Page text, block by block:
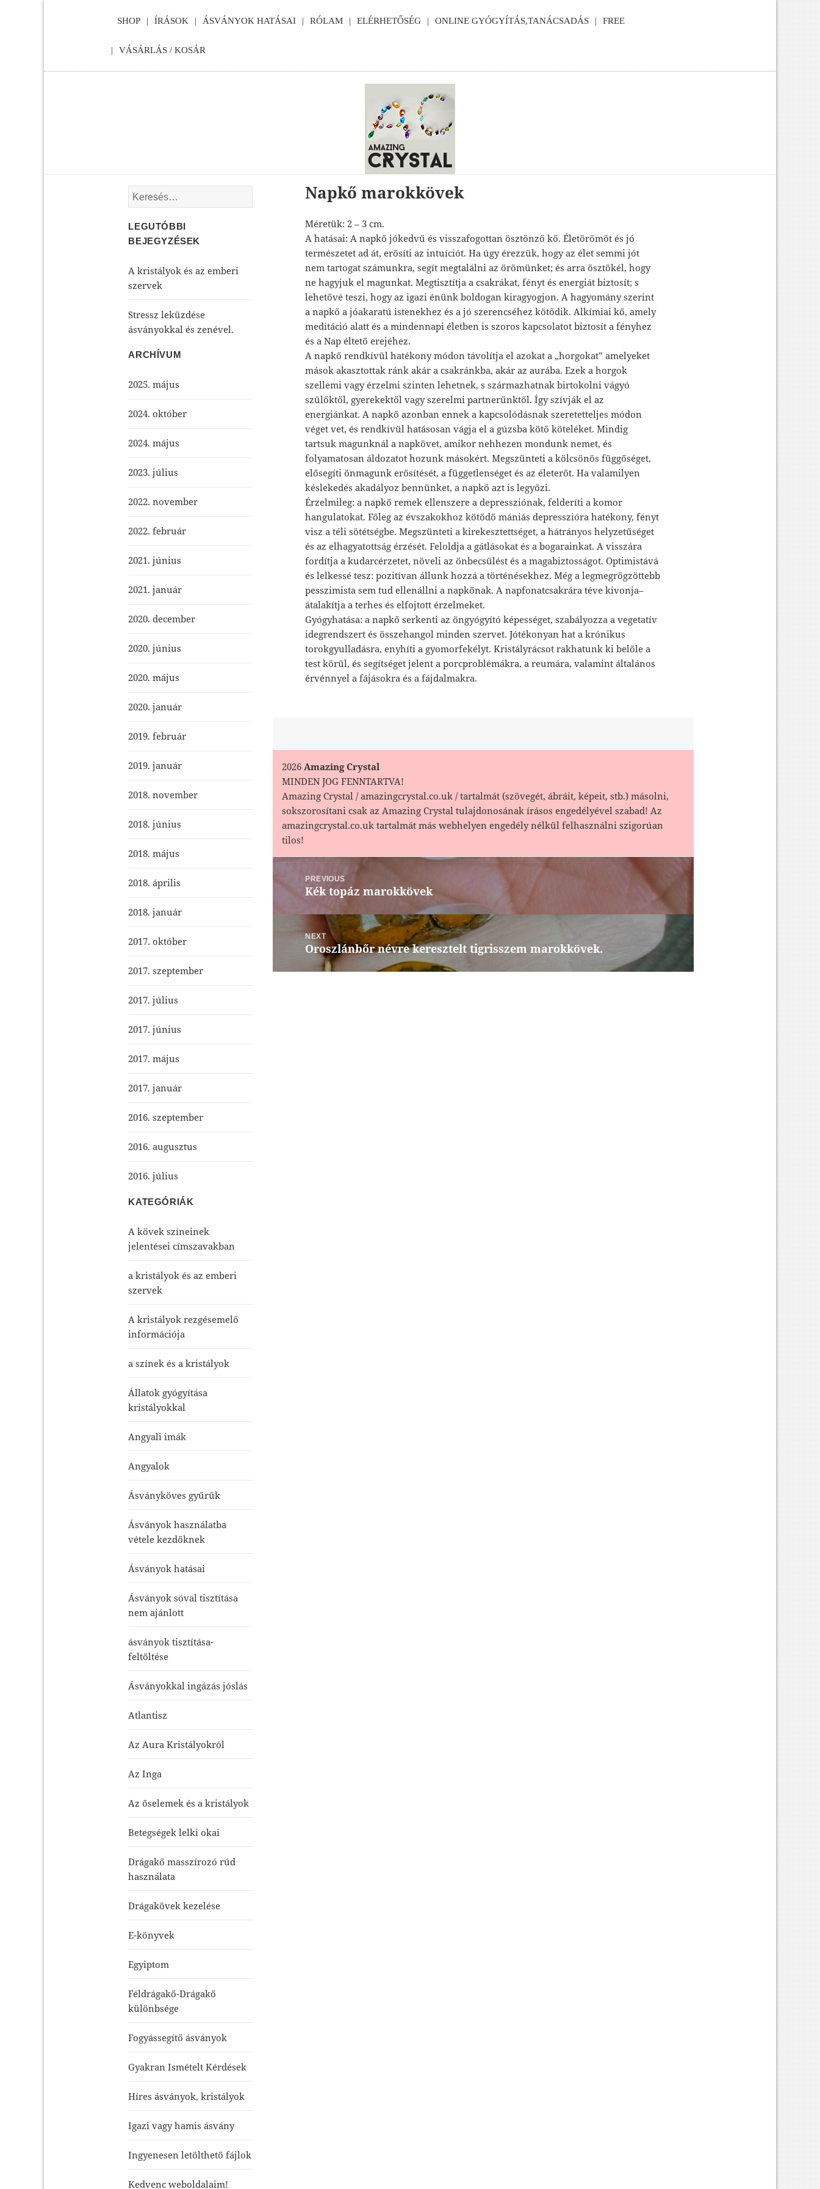
SHOP ÍRÁSOK ÁSVÁNYOK HATÁSAI RÓLAM ELÉRHETŐSÉG ONLINE GYÓGYÍTÁS,TANÁCSADÁS FREE
VÁSÁRLÁS / KOSÁR
Napkő marokkövek
Méretük: 2 – 3 cm.
A hatásai: A napkő jókedvű és visszafogottan ösztönző kő. Életörömöt és jó
természetet ad át, erősíti az intuíciót. Ha úgy érezzük, hogy az élet semmi jót
nem tartogat számunkra, segít megtalálni az örömünket; és arra ösztökél, hogy
ne hagyjuk el magunkat. Megtisztítja a csakrákat, fényt és energiát biztosít; s
lehetővé teszi, hogy az igazi énünk boldogan kiragyogjon. A hagyomány szerint
a napkő a jóakaratú istenekhez és a jó szerencséhez kötődik. Alkímiai kő, amely
meditáció alatt és a mindennapi életben is szoros kapcsolatot biztosít a fényhez
és a Nap éltető erejéhez.
A napkő rendkívül hatékony módon távolítja el azokat a „horgokat” amelyeket
mások akasztottak ránk akár a csakránkba, akár az aurába. Ezek a horgok
szellemi vagy érzelmi szinten lehetnek, s származhatnak birtokolni vágyó
szülőktől, gyerekektől vagy szerelmi partnerünktől. Így szívják el az
energiánkat. A napkő azonban ennek a kapcsolódásnak szeretetteljes módon
véget vet, és rendkívül hatásosan vágja el a gúzsba kötő köteléket. Mindig
tartsuk magunknál a napkövet, amikor nehhezen mondunk nemet, és
folyamatosan áldozatot hozunk másokért. Megszünteti a kölcsönös függőséget,
elősegíti önmagunk erősítését, a függetlenséget és az életerőt. Ha valamilyen
késlekedés akadályoz bennünket, a napkő azt is legyőzi.
Érzelmileg: a napkő remek ellenszere a depressziónak, felderíti a komor
hangulatokat. Főleg az évszakokhoz kötődő mániás depresszióra hatékony, fényt
visz a téli sötétségbe. Megszünteti a kirekesztettséget, a hátrányos helyzetűséget
és az elhagyatottság érzését. Feloldja a gátlásokat és a bogarainkat. A visszára
fordítja a kudarcérzetet, növeli az önbecsülést és a magabiztosságot. Optimistává
és lelkessé tesz: pozitívan állunk hozzá a történésekhez. Még a legmegrögzöttebb
pesszimista sem tud ellenállni a napkőnak. A napfonatcsakrára téve kivonja–
átalakítja a terhes és elfojtott érzelmeket.
Gyógyhatása: a napkő serkenti az öngyógyító képességet, szabályozza a vegetatív
idegrendszert és összehangol minden szervet. Jótékonyan hat a krónikus
torokgyulladásra, enyhíti a gyomorfekélyt. Kristályrácsot rakhatunk ki belőle a
test körül, és segítséget jelent a porcproblémákra, a reumára, valamint általános
érvénnyel a fájásokra és a fájdalmakra.
2026 Amazing Crystal
MINDEN JOG FENNTARTVA!
Amazing Crystal / amazingcrystal.co.uk / tartalmát (szövegét, ábráit, képeit, stb.) másolni,
sokszorosítani csak az Amazing Crystal tulajdonosának írásos engedélyével szabad! Az
amazingcrystal.co.uk tartalmát más webhelyen engedély nélkül felhasználni szigorúan
tilos!
Bejegyzés
navigációPREVIOUS
Previous
Kék topáz marokkövek
NEXT
Next
post:
Oroszlánbőr névre keresztelt tigrisszem marokkövek.
Keresés:
LEGUTÓBBI
BEJEGYZÉSEK
A kristályok és az emberi
szervek
Stressz leküzdése
ásványokkal és zenével.
ARCHÍVUM
2025. május
2024. október
2024. május
2023. július
2022. november
2022. február
2021. június
2021. január
2020. december
2020. június
2020. május
2020. január
2019. február
2019. január
2018. november
2018. június
2018. május
2018. április
2018. január
2017. október
2017. szeptember
2017. július
2017. június
2017. május
2017. január
2016. szeptember
2016. augusztus
2016. július
KATEGÓRIÁK
A kövek színeinek
jelentései címszavakban
a kristályok és az emberi
szervek
A kristályok rezgésemelő
információja
a színek és a kristályok
Állatok gyógyítása
kristályokkal
Angyali imák
Angyalok
Ásványköves gyűrűk
Ásványok használatba
vétele kezdőknek
Ásványok hatásai
Ásványok sóval tisztítása
nem ajánlott
ásványok tisztítása-
feltöltése
Ásványokkal ingázás jóslás
Atlantisz
Az Aura Kristályokról
Az Inga
Az őselemek és a kristályok
Betegségek lelki okai
Drágakő masszírozó rúd
használata
Drágakövek kezelése
E-könyvek
Egyiptom
Féldrágakő-Drágakő
különbsége
Fogyássegítő ásványok
Gyakran Ismételt Kérdések
Híres ásványok, kristályok
Igazi vagy hamis ásvány
Ingyenesen letölthető fájlok
Kedvenc weboldalaim!